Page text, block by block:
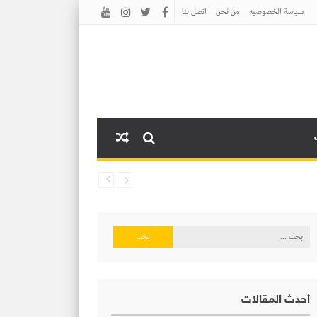
سياسة الخصوصيه من نحن اتصل بنا
البحث
أحدث المقالات